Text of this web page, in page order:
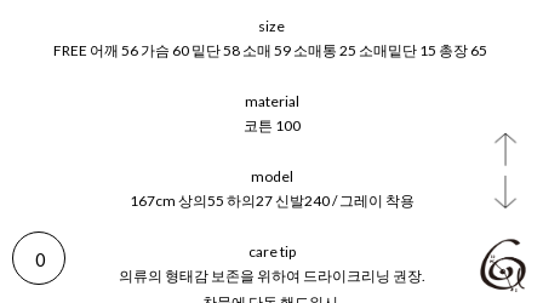
0
size
FREE 어깨 56 가슴 60 밑단 58 소매 59 소매통 25 소매밑단 15 총장 65
material
코튼 100
model
167cm 상의55 하의27 신발240 / 그레이 착용
care tip
의류의 형태감 보존을 위하여 드라이크리닝 권장.